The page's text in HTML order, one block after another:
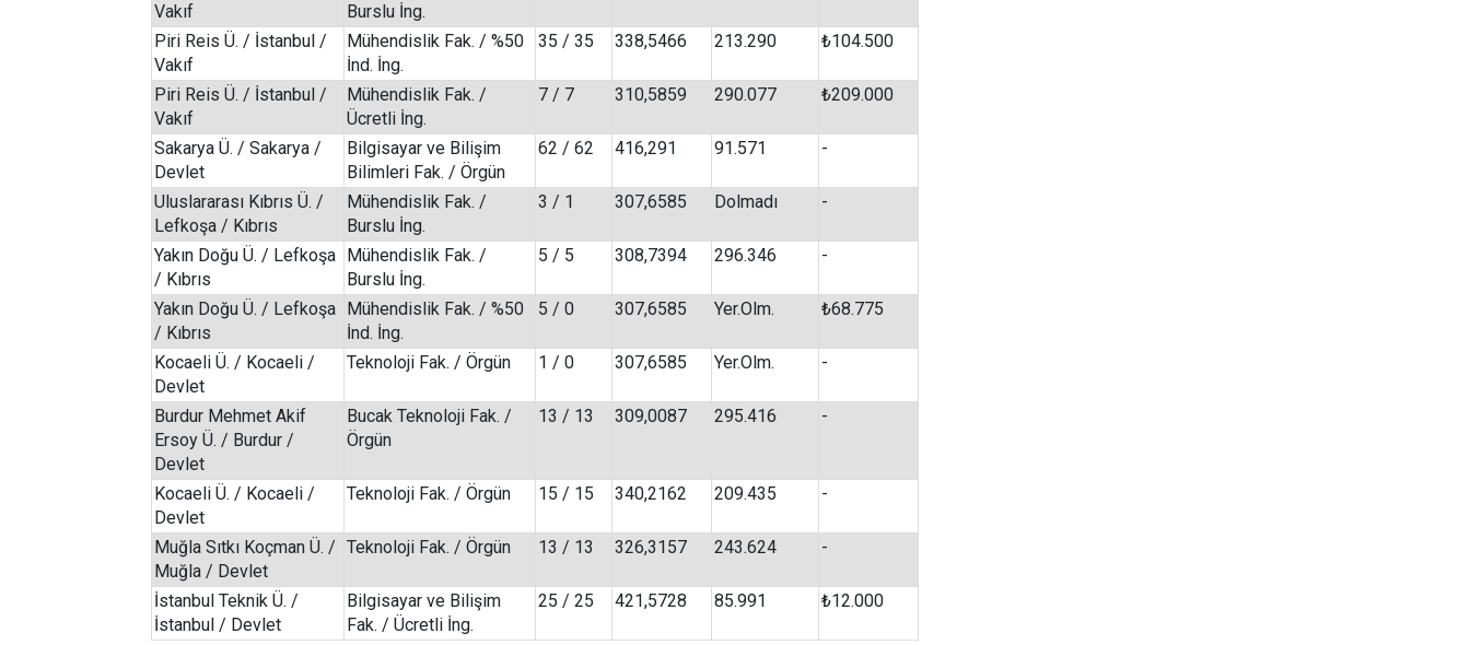
Vakıf
Burslu İng.
Piri Reis Ü. / İstanbul /
Vakıf
Mühendislik Fak. / %50
İnd. İng.
35 / 35 338,5466 213.290 ₺104.500
Piri Reis Ü. / İstanbul /
Vakıf
Mühendislik Fak. /
Ücretli İng.
7 / 7 310,5859 290.077 ₺209.000
Sakarya Ü. / Sakarya /
Devlet
Bilgisayar ve Bilişim
Bilimleri Fak. / Örgün
62 / 62 416,291 91.571 -
Uluslararası Kıbrıs Ü. /
Lefkoşa / Kıbrıs
Mühendislik Fak. /
Burslu İng.
3 / 1 307,6585 Dolmadı -
Yakın Doğu Ü. / Lefkoşa
/ Kıbrıs
Mühendislik Fak. /
Burslu İng.
5 / 5 308,7394 296.346 -
Yakın Doğu Ü. / Lefkoşa
/ Kıbrıs
Mühendislik Fak. / %50
İnd. İng.
5 / 0 307,6585 Yer.Olm. ₺68.775
Kocaeli Ü. / Kocaeli /
Devlet
Teknoloji Fak. / Örgün 1 / 0 307,6585 Yer.Olm. -
Burdur Mehmet Akif
Ersoy Ü. / Burdur /
Devlet
Bucak Teknoloji Fak. /
Örgün
13 / 13 309,0087 295.416 -
Kocaeli Ü. / Kocaeli /
Devlet
Teknoloji Fak. / Örgün 15 / 15 340,2162 209.435 -
Muğla Sıtkı Koçman Ü. /
Muğla / Devlet
Teknoloji Fak. / Örgün 13 / 13 326,3157 243.624 -
İstanbul Teknik Ü. /
İstanbul / Devlet
Bilgisayar ve Bilişim
Fak. / Ücretli İng.
25 / 25 421,5728 85.991 ₺12.000